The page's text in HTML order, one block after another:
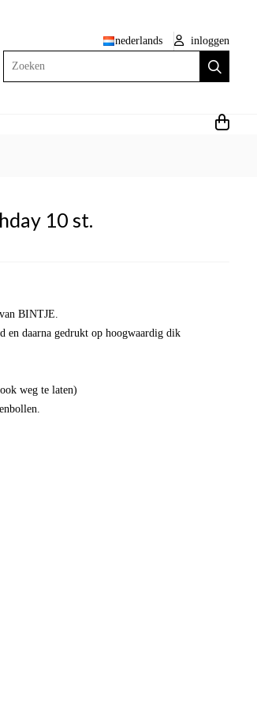
nederlands
inloggen
Zoeken
10 st.
BINTJE.
en daarna gedrukt op hoogwaardig dik
weg te laten)